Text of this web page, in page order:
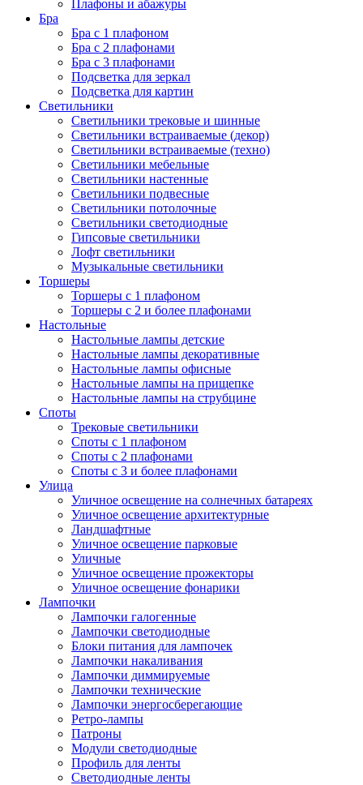
Плафоны и абажуры
Бра
Бра с 1 плафоном
Бра с 2 плафонами
Бра с 3 плафонами
Подсветка для зеркал
Подсветка для картин
Светильники
Светильники трековые и шинные
Светильники встраиваемые (декор)
Светильники встраиваемые (техно)
Светильники мебельные
Светильники настенные
Светильники подвесные
Светильники потолочные
Светильники светодиодные
Гипсовые светильники
Лофт светильники
Музыкальные светильники
Торшеры
Торшеры с 1 плафоном
Торшеры с 2 и более плафонами
Настольные
Настольные лампы детские
Настольные лампы декоративные
Настольные лампы офисные
Настольные лампы на прищепке
Настольные лампы на струбцине
Споты
Трековые светильники
Споты с 1 плафоном
Споты с 2 плафонами
Споты с 3 и более плафонами
Улица
Уличное освещение на солнечных батареях
Уличное освещение архитектурные
Ландшафтные
Уличное освещение парковые
Уличные
Уличное освещение прожекторы
Уличное освещение фонарики
Лампочки
Лампочки галогенные
Лампочки светодиодные
Блоки питания для лампочек
Лампочки накаливания
Лампочки диммируемые
Лампочки технические
Лампочки энергосберегающие
Ретро-лампы
Патроны
Модули светодиодные
Профиль для ленты
Светодиодные ленты